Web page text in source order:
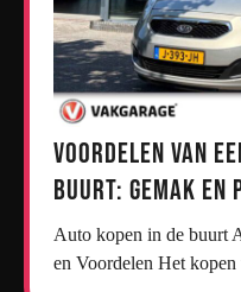
Voordelen van
Buurt: Gemak
Auto kopen in de buurt Auto kopen in de buurt: Gemak
en Voordelen Het